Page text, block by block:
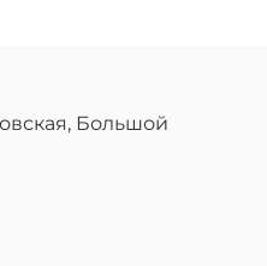
Большой